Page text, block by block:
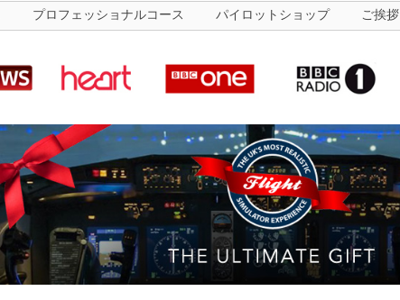
プロフェッショナルコース パイロットショップ ご挨拶